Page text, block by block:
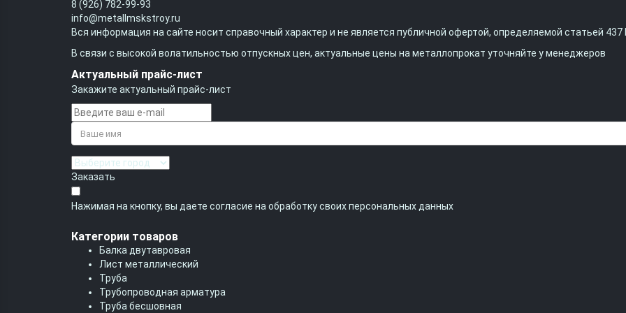
8 (926) 782-99-93
info@metallmskstroy.ru
Вся информация на сайте носит справочный характер и не является публичной офертой, определяемой статьей 437
В связи с высокой волатильностью отпускных цен, актуальные цены на металлопрокат уточняйте у менеджеров
Актуальный прайс-лист
Закажите актуальный прайс-лист
Заказать
Нажимая на кнопку, вы даете согласие на обработку своих персональных данных
Категории товаров
Балка двутавровая
Лист металлический
Труба
Трубопроводная арматура
Труба бесшовная